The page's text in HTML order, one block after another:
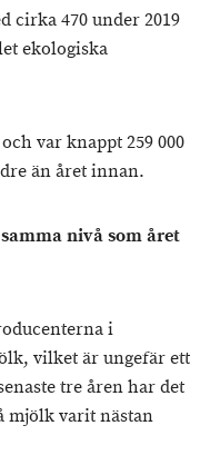
cirka 470 under 2019
ekologiska
var knappt 259 000
än året innan.
nivå som året
i
vilket är ungefär ett
tre åren har det
mjölk varit nästan